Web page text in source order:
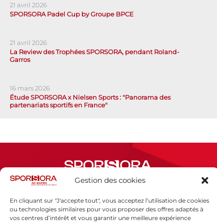
Gestion des cookies
En cliquant sur "J'accepte tout", vous acceptez l’utilisation de cookies
ou technologies similaires pour vous proposer des offres adaptés à
vos centres d’intérêt et vous garantir une meilleure expérience
21 avril 2026
SPORSORA Padel Cup by Groupe BPCE
21 avril 2026
La Review des Trophées SPORSORA, pendant Roland-
Garros
16 mars 2026
Étude SPORSORA x Nielsen Sports : "Panorama des
partenariats sportifs en France"
Espace presse
Mentions légales